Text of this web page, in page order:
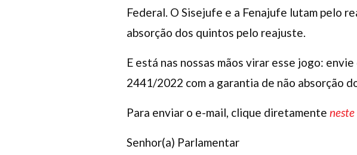
Federal. O Sisejufe e a Fenajufe lutam pelo
absorção dos quintos pelo reajuste.
E está nas nossas mãos virar esse jogo:
2441/2022 com a garantia de não absorção
Para enviar o e-mail, clique diretamente
Senhor(a) Parlamentar